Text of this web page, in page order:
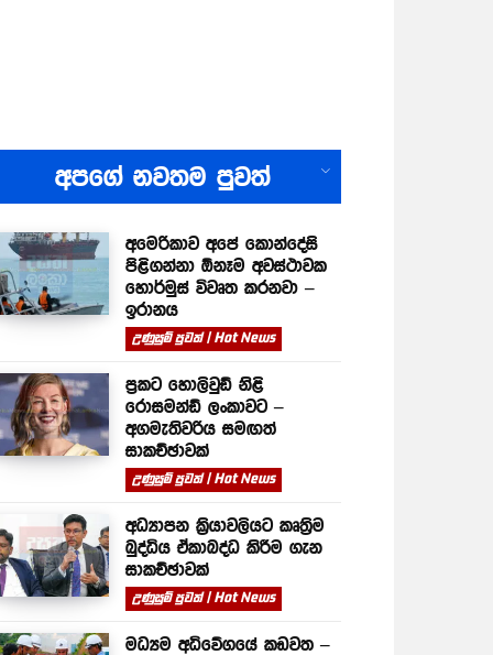
අපගේ නවතම පුවත්
අමෙරිකාව අපේ කොන්දේසි
පිළිගන්නා ඕනෑම අවස්ථාවක
හොර්මුස් විවෘත කරනවා –
ඉරානය
උණුසුම් පුවත් | Hot News
ප්‍රකට හොලිවුඩ් නිළි
රොසමන්ඩ් ලංකාවට –
අගමැතිවරිය සමඟත්
සාකච්ඡාවක්
උණුසුම් පුවත් | Hot News
අධ්‍යාපන ක්‍රියාවලියට කෘත්‍රිම
බුද්ධිය ඒකාබද්ධ කිරීම ගැන
සාකච්ඡාවක්
උණුසුම් පුවත් | Hot News
මධ්‍යම අධිවේගයේ කඩවත –